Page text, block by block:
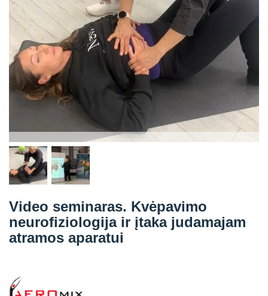
Straipsniai
Sėkmės istorijos
Atsiliepimai
Kontaktai
Video seminaras. Kvėpavimo
neurofiziologija ir įtaka judamajam
atramos aparatui